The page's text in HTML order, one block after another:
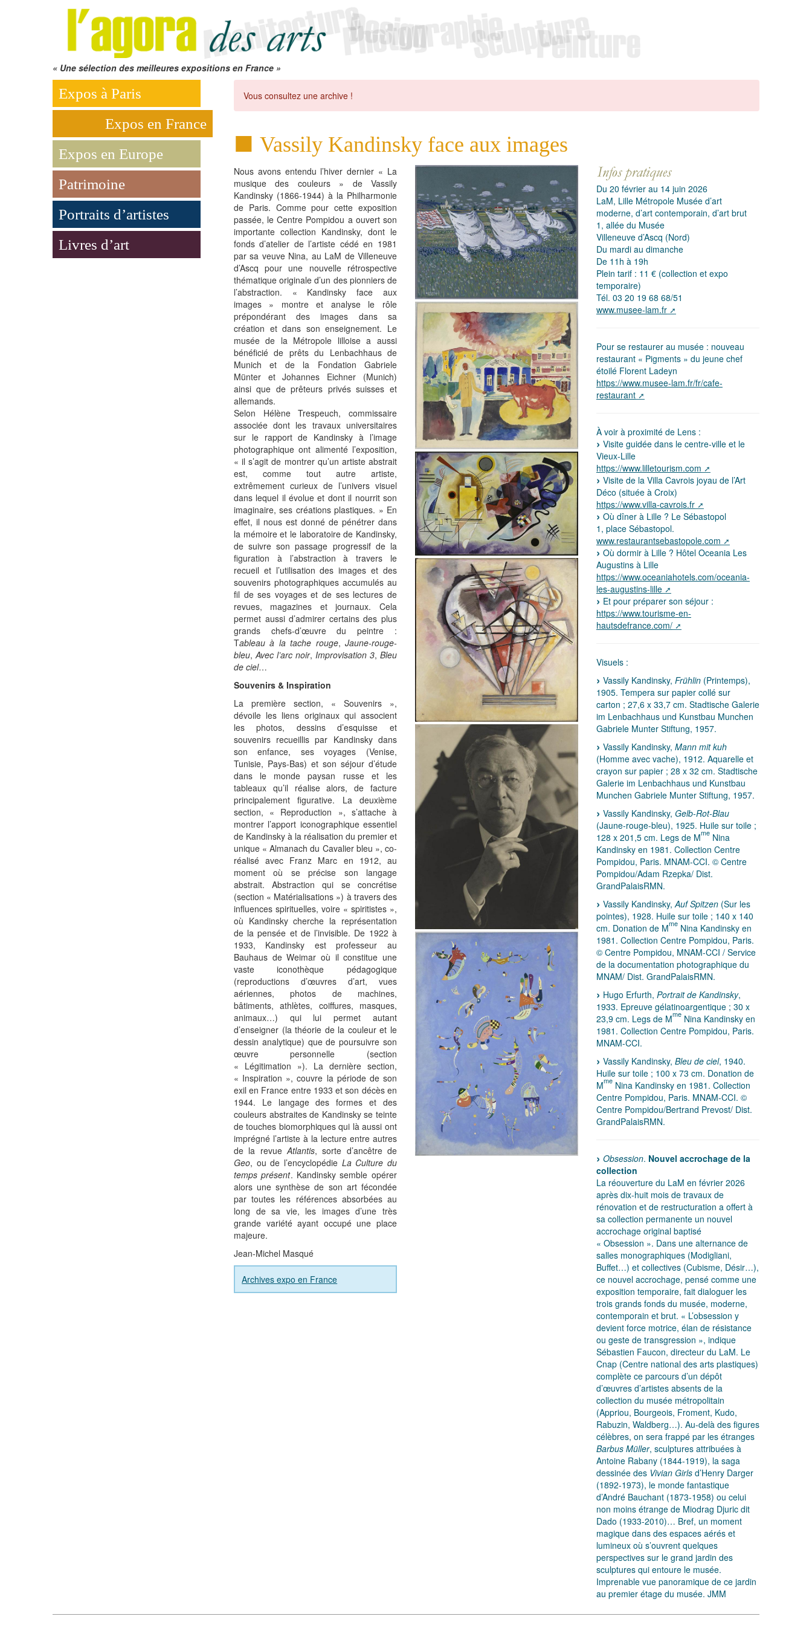
« Une sélection des meilleures expositions en France »
Expos à Paris
Expos en France
Expos en Europe
Patrimoine
Portraits d’artistes
Livres d’art
Vous consultez une archive !
Vassily Kandinsky face aux images
Nous avons entendu l’hiver dernier « La
musique des couleurs » de Vassily
Kandinsky (1866-1944) à la Philharmonie
de Paris. Comme pour cette exposition
passée, le Centre Pompidou a ouvert son
importante collection Kandinsky, dont le
fonds d’atelier de l’artiste cédé en 1981
par sa veuve Nina, au LaM de Villeneuve
d’Ascq pour une nouvelle rétrospective
thématique originale d’un des pionniers de
l’abstraction. « Kandinsky face aux
images » montre et analyse le rôle
prépondérant des images dans sa
création et dans son enseignement. Le
musée de la Métropole lilloise a aussi
bénéficié de prêts du Lenbachhaus de
Munich et de la Fondation Gabriele
Münter et Johannes Eichner (Munich)
ainsi que de prêteurs privés suisses et
allemands.
Selon Hélène Trespeuch, commissaire
associée dont les travaux universitaires
sur le rapport de Kandinsky à l’image
photographique ont alimenté l’exposition,
« il s’agit de montrer qu’un artiste abstrait
est, comme tout autre artiste,
extrêmement curieux de l’univers visuel
dans lequel il évolue et dont il nourrit son
imaginaire, ses créations plastiques. » En
effet, il nous est donné de pénétrer dans
la mémoire et le laboratoire de Kandinsky,
de suivre son passage progressif de la
figuration à l’abstraction à travers le
recueil et l’utilisation des images et des
souvenirs photographiques accumulés au
fil de ses voyages et de ses lectures de
revues, magazines et journaux. Cela
permet aussi d’admirer certains des plus
grands chefs-d’œuvre du peintre :
Tableau à la tache rouge, Jaune-rouge-
bleu,Avec l’arc noir, Improvisation 3, Bleu
de ciel…
Souvenirs & Inspiration
La première section, « Souvenirs »,
dévoile les liens originaux qui associent
les photos, dessins d’esquisse et
souvenirs recueillis par Kandinsky dans
son enfance, ses voyages (Venise,
Tunisie, Pays-Bas) et son séjour d’étude
dans le monde paysan russe et les
tableaux qu’il réalise alors, de facture
principalement figurative. La deuxième
section, « Reproduction », s’attache à
montrer l’apport iconographique essentiel
de Kandinsky à la réalisation du premier et
unique « Almanach du Cavalier bleu », co-
réalisé avec Franz Marc en 1912, au
moment où se précise son langage
abstrait. Abstraction qui se concrétise
(section « Matérialisations ») à travers des
influences spirituelles, voire « spiritistes »,
où Kandinsky cherche la représentation
de la pensée et de l’invisible. De 1922 à
1933, Kandinsky est professeur au
Bauhaus de Weimar où il constitue une
vaste iconothèque pédagogique
(reproductions d’œuvres d’art, vues
aériennes, photos de machines,
bâtiments, athlètes, coiffures, masques,
animaux…) qui lui permet autant
d’enseigner (la théorie de la couleur et le
dessin analytique) que de poursuivre son
œuvre personnelle (section
« Légitimation »). La dernière section,
« Inspiration », couvre la période de son
exil en France entre 1933 et son décès en
1944. Le langage des formes et des
couleurs abstraites de Kandinsky se teinte
de touches biomorphiques qui là aussi ont
imprégné l’artiste à la lecture entre autres
de la revueAtlantis, sorte d’ancêtre de
Geo, ou de l’encyclopédie La Culture du
temps présent. Kandinsky semble opérer
alors une synthèse de son art fécondée
par toutes les références absorbées au
long de sa vie, les images d’une très
grande variété ayant occupé une place
majeure.
Jean-Michel Masqué
Archives expo en France
Du 20 février au 14 juin 2026
LaM, Lille Métropole Musée d’art
moderne, d’art contemporain, d’art brut
1, allée du Musée
Villeneuve d’Ascq (Nord)
Du mardi au dimanche
De 11h à 19h
Plein tarif : 11 € (collection et expo
temporaire)
Tél. 03 20 19 68 68/51
www.musee-lam.fr
Pour se restaurer au musée : nouveau
restaurant « Pigments » du jeune chef
étoilé Florent Ladeyn
https://www.musee-lam.fr/fr/cafe-
restaurant
À voir à proximité de Lens :
Visite guidée dans le centre-ville et le
Vieux-Lille
https://www.lilletourism.com
Visite de la Villa Cavrois joyau de l’Art
Déco (située à Croix)
https://www.villa-cavrois.fr
Où dîner à Lille ? Le Sébastopol
1, place Sébastopol.
www.restaurantsebastopole.com
Où dormir à Lille ? Hôtel Oceania Les
Augustins à Lille
https://www.oceaniahotels.com/oceania-
les-augustins-lille
Et pour préparer son séjour :
https://www.tourisme-en-
hautsdefrance.com/
Visuels :
Vassily Kandinsky, Frühlin(Printemps),
1905. Tempera sur papier collé sur
carton ; 27,6 x 33,7 cm. Stadtische Galerie
im Lenbachhaus und Kunstbau Munchen
Gabriele Munter Stiftung, 1957.
Vassily Kandinsky, Mann mit kuh
(Homme avec vache), 1912. Aquarelle et
crayon sur papier ; 28 x 32 cm. Stadtische
Galerie im Lenbachhaus und Kunstbau
Munchen Gabriele Munter Stiftung, 1957.
Vassily Kandinsky, Gelb-Rot-Blau
(Jaune-rouge-bleu), 1925. Huile sur toile ;
128 x 201,5 cm. Legs de MmeNina
Kandinsky en 1981. Collection Centre
Pompidou, Paris. MNAM-CCI. © Centre
Pompidou/Adam Rzepka/ Dist.
GrandPalaisRMN.
Vassily Kandinsky,Auf Spitzen(Sur les
pointes), 1928. Huile sur toile ; 140 x 140
cm. Donation de MmeNina Kandinsky en
1981. Collection Centre Pompidou, Paris.
© Centre Pompidou, MNAM-CCI / Service
de la documentation photographique du
MNAM/ Dist. GrandPalaisRMN.
Hugo Erfurth, Portrait de Kandinsky,
1933. Epreuve gélatinoargentique ; 30 x
23,9 cm. Legs de MmeNina Kandinsky en
1981. Collection Centre Pompidou, Paris.
MNAM-CCI.
Vassily Kandinsky, Bleu de ciel, 1940.
Huile sur toile ; 100 x 73 cm. Donation de
MmeNina Kandinsky en 1981. Collection
Centre Pompidou, Paris. MNAM-CCI. ©
Centre Pompidou/Bertrand Prevost/ Dist.
GrandPalaisRMN.
Obsession. Nouvel accrochage de la
collection
La réouverture du LaM en février 2026
après dix-huit mois de travaux de
rénovation et de restructuration a offert à
sa collection permanente un nouvel
accrochage original baptisé
« Obsession ». Dans une alternance de
salles monographiques (Modigliani,
Buffet…) et collectives (Cubisme, Désir…),
ce nouvel accrochage, pensé comme une
exposition temporaire, fait dialoguer les
trois grands fonds du musée, moderne,
contemporain et brut. « L’obsession y
devient force motrice, élan de résistance
ou geste de transgression », indique
Sébastien Faucon, directeur du LaM. Le
Cnap (Centre national des arts plastiques)
complète ce parcours d’un dépôt
d’œuvres d’artistes absents de la
collection du musée métropolitain
(Appriou, Bourgeois, Froment, Kudo,
Rabuzin, Waldberg…). Au-delà des figures
célèbres, on sera frappé par les étranges
Barbus Müller, sculptures attribuées à
Antoine Rabany (1844-1919), la saga
dessinée des Vivian Girlsd’Henry Darger
(1892-1973), le monde fantastique
d’André Bauchant (1873-1958) ou celui
non moins étrange de Miodrag Djuric dit
Dado (1933-2010)… Bref, un moment
magique dans des espaces aérés et
lumineux où s’ouvrent quelques
perspectives sur le grand jardin des
sculptures qui entoure le musée.
Imprenable vue panoramique de ce jardin
au premier étage du musée. JMM